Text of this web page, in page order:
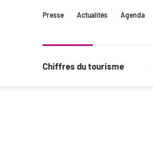
Navigation
RecherchePresse Actualités Agenda
Chiffres du tourisme